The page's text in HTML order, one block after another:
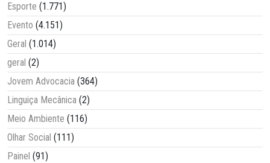
Esporte (1.771)
Evento (4.151)
Geral (1.014)
geral (2)
Jovem Advocacia (364)
Linguiça Mecânica (2)
Meio Ambiente (116)
Olhar Social (111)
Painel (91)